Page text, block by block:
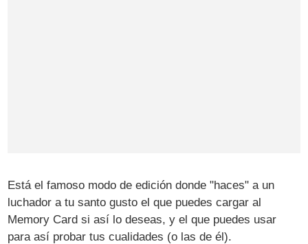
Está el famoso modo de edición donde "haces" a un
luchador a tu santo gusto el que puedes cargar al
Memory Card si así lo deseas, y el que puedes usar
para así probar tus cualidades (o las de él).